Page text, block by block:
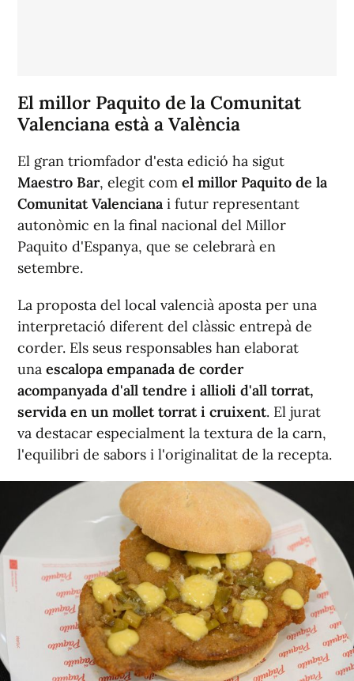
El millor Paquito de la Comunitat
Valenciana està a València
El gran triomfador d'esta edició ha sigut
Maestro Bar, elegit com el millor Paquito de la
Comunitat Valenciana i futur representant
autonòmic en la final nacional del Millor
Paquito d'Espanya, que se celebrarà en
setembre.
La proposta del local valencià aposta per una
interpretació diferent del clàssic entrepà de
corder. Els seus responsables han elaborat
una escalopa empanada de corder
acompanyada d'all tendre i allioli d'all torrat,
servida en un mollet torrat i cruixent. El jurat
va destacar especialment la textura de la carn,
l'equilibri de sabors i l'originalitat de la recepta.